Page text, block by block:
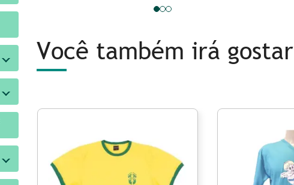
Você também irá gostar